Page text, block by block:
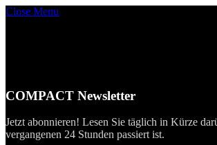
Close Menu
COMPACT Newsletter
Jetzt abonnieren! Lesen Sie täglich in Kürze
vergangenen 24 Stunden passiert ist.